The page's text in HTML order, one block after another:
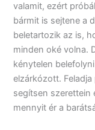
valamit, ezért
bármit is sejtene a
beletartozik az is,
minden oké volna.
kénytelen
elzárkózott.
segítsen szerettein
mennyit ér a